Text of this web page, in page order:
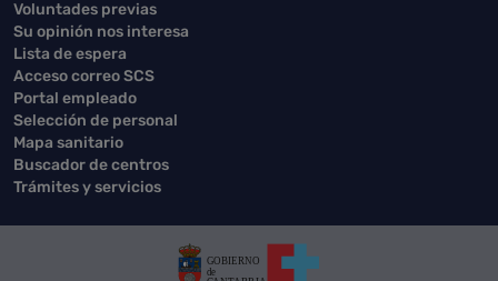
Voluntades previas
Su opinión nos interesa
Lista de espera
Acceso correo SCS
Portal empleado
Selección de personal
Mapa sanitario
Buscador de centros
Trámites y servicios